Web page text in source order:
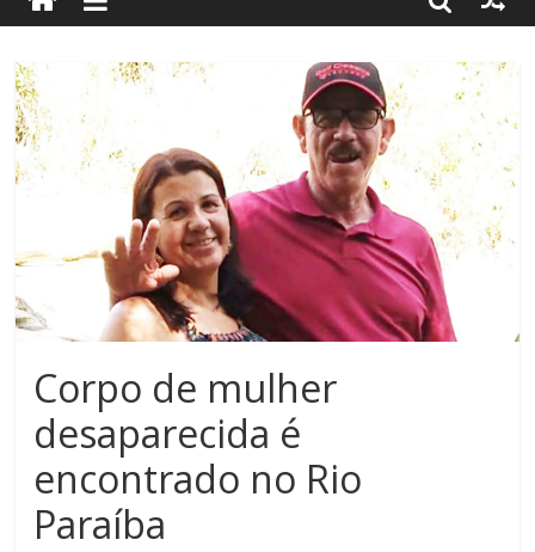
Corpo de mulher
desaparecida é
encontrado no Rio
Paraíba